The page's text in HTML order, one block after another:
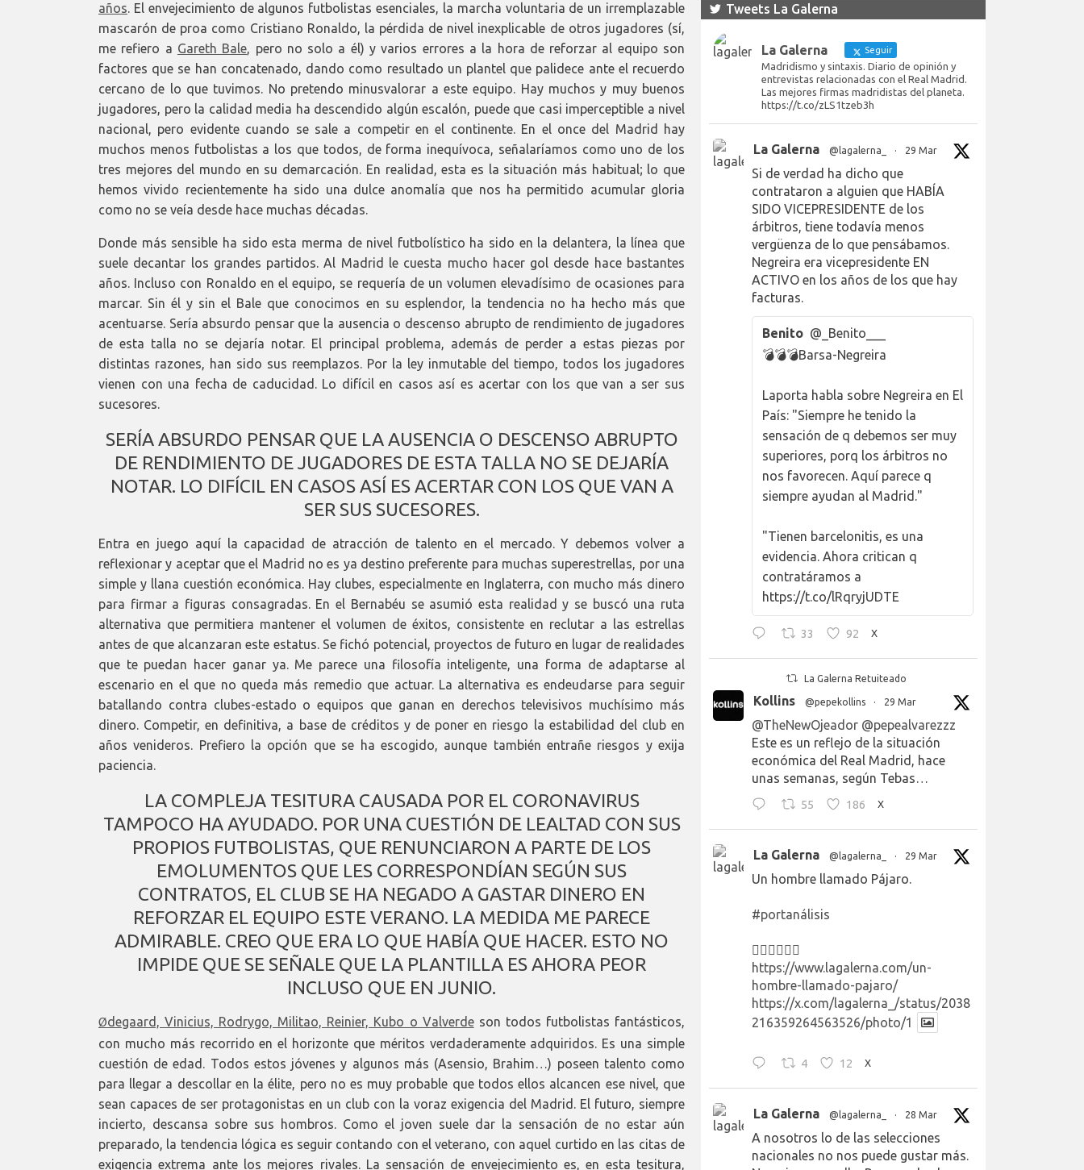
años. El envejecimiento de algunos futbolistas esenciales, la marcha voluntaria de un irremplazable
mascarón de proa como Cristiano Ronaldo, la pérdida de nivel inexplicable de otros jugadores (sí,
me refiero a Gareth Bale, pero no solo a él) y varios errores a la hora de reforzar al equipo son
factores que se han concatenado, dando como resultado un plantel que palidece ante el recuerdo
cercano de lo que tuvimos. No pretendo minusvalorar a este equipo. Hay muchos y muy buenos
jugadores, pero la calidad media ha descendido algún escalón, puede que casi imperceptible a nivel
nacional, pero evidente cuando se sale a competir en el continente. En el once del Madrid hay
muchos menos futbolistas a los que todos, de forma inequívoca, señalaríamos como uno de los
tres mejores del mundo en su demarcación. En realidad, esta es la situación más habitual; lo que
hemos vivido recientemente ha sido una dulce anomalía que nos ha permitido acumular gloria
como no se veía desde hace muchas décadas.
Donde más sensible ha sido esta merma de nivel futbolístico ha sido en la delantera, la línea que
suele decantar los grandes partidos. Al Madrid le cuesta mucho hacer gol desde hace bastantes
años. Incluso con Ronaldo en el equipo, se requería de un volumen elevadísimo de ocasiones para
marcar. Sin él y sin el Bale que conocimos en su esplendor, la tendencia no ha hecho más que
acentuarse. Sería absurdo pensar que la ausencia o descenso abrupto de rendimiento de jugadores
de esta talla no se dejaría notar. El principal problema, además de perder a estas piezas por
distintas razones, han sido sus reemplazos. Por la ley inmutable del tiempo, todos los jugadores
vienen con una fecha de caducidad. Lo difícil en casos así es acertar con los que van a ser sus
sucesores.
SERÍA ABSURDO PENSAR QUE LA AUSENCIA O DESCENSO ABRUPTO
DE RENDIMIENTO DE JUGADORES DE ESTA TALLA NO SE DEJARÍA
NOTAR. LO DIFÍCIL EN CASOS ASÍ ES ACERTAR CON LOS QUE VAN A
SER SUS SUCESORES.
Entra en juego aquí la capacidad de atracción de talento en el mercado. Y debemos volver a
reflexionar y aceptar que el Madrid no es ya destino preferente para muchas superestrellas, por una
simple y llana cuestión económica. Hay clubes, especialmente en Inglaterra, con mucho más dinero
para firmar a figuras consagradas. En el Bernabéu se asumió esta realidad y se buscó una ruta
alternativa que permitiera mantener el volumen de éxitos, consistente en reclutar a las estrellas
antes de que alcanzaran este estatus. Se fichó potencial, proyectos de futuro en lugar de realidades
que te puedan hacer ganar ya. Me parece una filosofía inteligente, una forma de adaptarse al
escenario en el que no queda más remedio que actuar. La alternativa es endeudarse para seguir
batallando contra clubes-estado o equipos que ganan en derechos televisivos muchísimo más
dinero. Competir, en definitiva, a base de créditos y de poner en riesgo la estabilidad del club en
años venideros. Prefiero la opción que se ha escogido, aunque también entrañe riesgos y exija
paciencia.
LA COMPLEJA TESITURA CAUSADA POR EL CORONAVIRUS
TAMPOCO HA AYUDADO. POR UNA CUESTIÓN DE LEALTAD CON SUS
PROPIOS FUTBOLISTAS, QUE RENUNCIARON A PARTE DE LOS
EMOLUMENTOS QUE LES CORRESPONDÍAN SEGÚN SUS
CONTRATOS, EL CLUB SE HA NEGADO A GASTAR DINERO EN
REFORZAR EL EQUIPO ESTE VERANO. LA MEDIDA ME PARECE
ADMIRABLE. CREO QUE ERA LO QUE HABÍA QUE HACER. ESTO NO
IMPIDE QUE SE SEÑALE QUE LA PLANTILLA ES AHORA PEOR
INCLUSO QUE EN JUNIO.
Ødegaard, Vinicius, Rodrygo, Militao, Reinier, Kubo o Valverdeson todos futbolistas fantásticos,
con mucho más recorrido en el horizonte que méritos verdaderamente adquiridos. Es una simple
cuestión de edad. Todos estos jóvenes y algunos más (Asensio, Brahim…) poseen talento como
para llegar a descollar en la élite, pero no es muy probable que todos ellos alcancen ese nivel, que
sean capaces de ser protagonistas en un club con la voraz exigencia del Madrid. El futuro, siempre
incierto, descansa sobre sus hombros. Como el joven suele dar la sensación de no estar aún
preparado, la tendencia lógica es seguir contando con el veterano, con aquel curtido en las citas de
exigencia extrema ante los mejores rivales. La sensación de envejecimiento es, en esta tesitura,
Tweets La Galerna
La Galerna Seguir
Madridismo y sintaxis. Diario de opinión y
entrevistas relacionadas con el Real Madrid.
Las mejores firmas madridistas del planeta.
https://t.co/zLS1tzeb3h
La Galerna @lagalerna_ · 29 Mar
Si de verdad ha dicho que
contrataron a alguien que HABÍA
SIDO VICEPRESIDENTE de los
árbitros, tiene todavía menos
vergüenza de lo que pensábamos.
Negreira era vicepresidente EN
ACTIVO en los años de los que hay
facturas.
Benito @_Benito___
💣💣💣Barsa-Negreira
Laporta habla sobre Negreira en El
País: "Siempre he tenido la
sensación de q debemos ser muy
superiores, porq los árbitros no
nos favorecen. Aquí parece q
siempre ayudan al Madrid."
"Tienen barcelonitis, es una
evidencia. Ahora critican q
contratáramos a
https://t.co/lRqryjUDTE
33 92 X
La Galerna Retuiteado
Kollins @pepekollins · 29 Mar
@TheNewOjeador @pepealvarezzz
Este es un reflejo de la situación
económica del Real Madrid, hace
unas semanas, según Tebas…
55 186 X
La Galerna @lagalerna_ · 29 Mar
Un hombre llamado Pájaro.
#portanálisis
👉🏻👉🏻👉🏻
https://www.lagalerna.com/un-
hombre-llamado-pajaro/
https://x.com/lagalerna_/status/2038
216359264563526/photo/1
4 12 X
La Galerna @lagalerna_ · 28 Mar
A nosotros lo de las selecciones
nacionales no nos puede gustar más.